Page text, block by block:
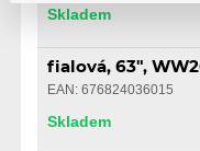
Skladem
fialová, 63",
EAN: 676824036015
Skladem